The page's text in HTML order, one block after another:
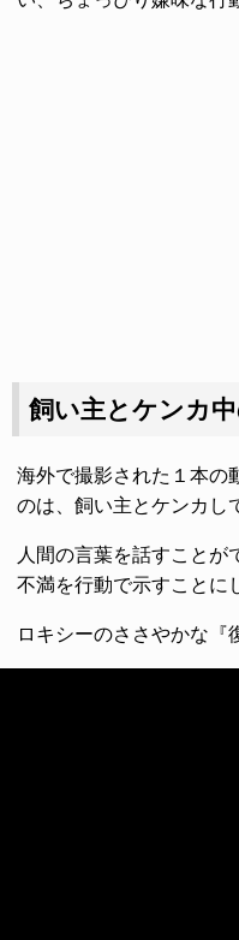
飼い主とケンカ
海外で撮影された１本の
のは、飼い主とケンカし
人間の言葉を話すことが
不満を行動で示すことに
ロキシーのささやかな『